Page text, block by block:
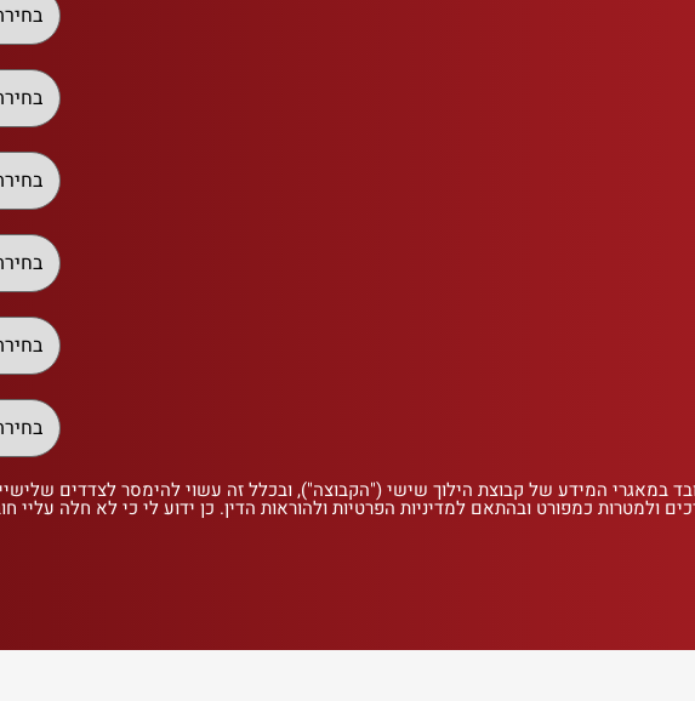
במאגרי המידע של קבוצת הילוך שישי ("הקבוצה"), ובכלל זה עשוי להימסר לצדדים
ולמטרות כמפורט ובהתאם למדיניות הפרטיות ולהוראות הדין. כן ידוע לי כי לא חלה